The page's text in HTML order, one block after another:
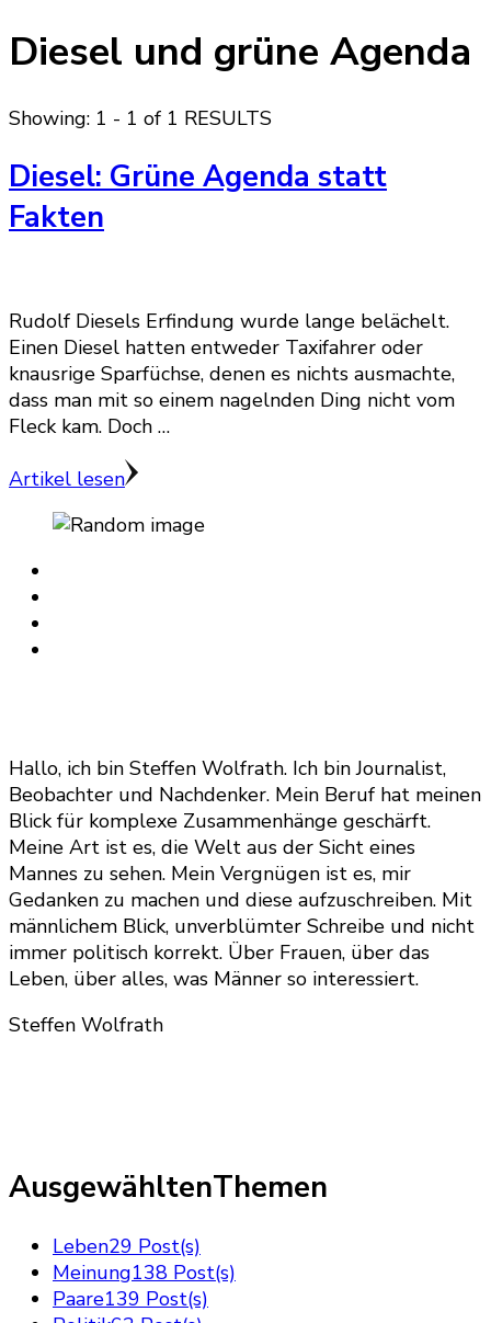
Diesel und grüne Agenda
Showing: 1 - 1 of 1 RESULTS
Diesel: Grüne Agenda statt
Fakten
Rudolf Diesels Erfindung wurde lange belächelt.
Einen Diesel hatten entweder Taxifahrer oder
knausrige Sparfüchse, denen es nichts ausmachte,
dass man mit so einem nagelnden Ding nicht vom
Fleck kam. Doch …
Artikel lesen
Hallo, ich bin Steffen Wolfrath. Ich bin Journalist,
Beobachter und Nachdenker. Mein Beruf hat meinen
Blick für komplexe Zusammenhänge geschärft.
Meine Art ist es, die Welt aus der Sicht eines
Mannes zu sehen. Mein Vergnügen ist es, mir
Gedanken zu machen und diese aufzuschreiben. Mit
männlichem Blick, unverblümter Schreibe und nicht
immer politisch korrekt. Über Frauen, über das
Leben, über alles, was Männer so interessiert.
Steffen Wolfrath
AusgewähltenThemen
Leben29 Post(s)
Meinung138 Post(s)
Paare139 Post(s)